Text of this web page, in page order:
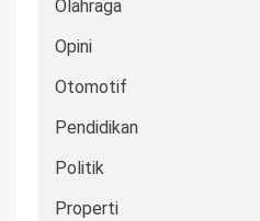
Olahraga
Opini
Otomotif
Pendidikan
Politik
Properti